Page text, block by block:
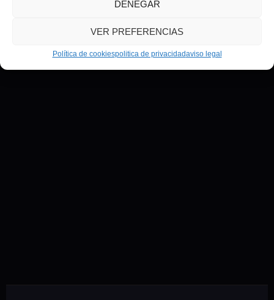
DENEGAR
VER PREFERENCIAS
Política de cookiespolitica de privacidadaviso legal